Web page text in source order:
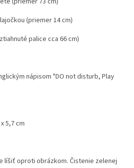
(priemer 14 cm)
palice cca 66 cm)
nápisom "DO not disturb, Play
5,7 cm
líšiť oproti obrázkom. Čistenie zelenej